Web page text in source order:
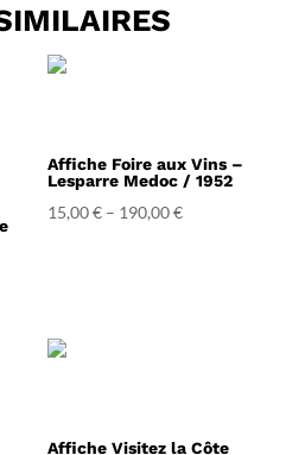
Affiche Foire aux Vins –
Lesparre Medoc / 1952
15,00€ – 190,00€
Affiche Visitez la Côte